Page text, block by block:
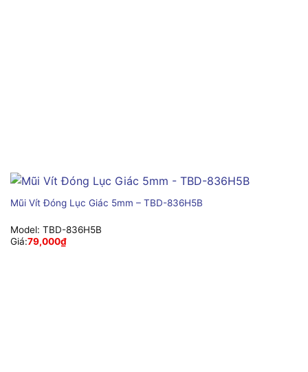
Mũi Vít Đóng Lục Giác 5mm – TBD-836H5B
Model: TBD-836H5B
Giá:79,000₫